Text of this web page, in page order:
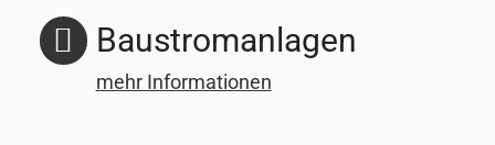
Baustrom­anlagen
mehr Informationen